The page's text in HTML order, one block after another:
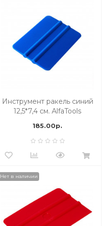
Инструмент ракель синий
12,5*7,4 см. AlfaTools
185.00р.
Нет в наличии